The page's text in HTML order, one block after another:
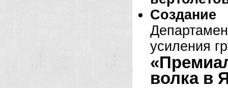
усиления
волка в